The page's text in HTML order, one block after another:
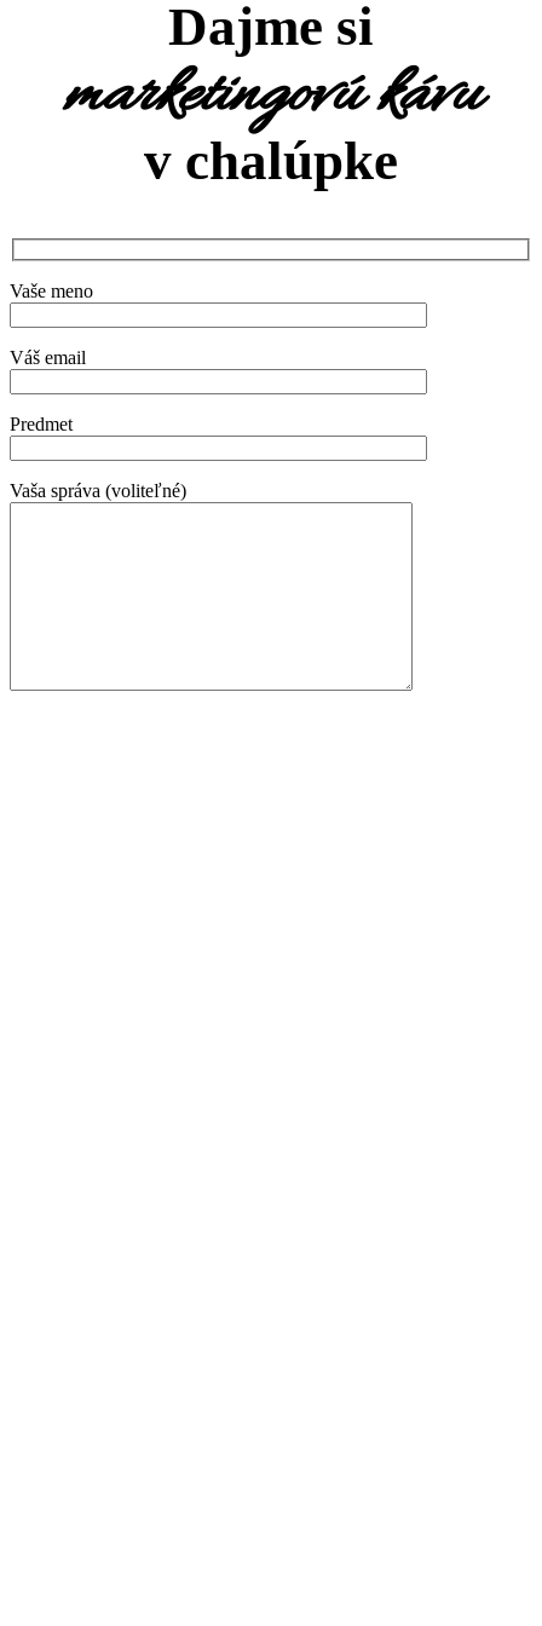
Dajme si
marketingovú kávu
v chalúpke
Vaše meno
Váš email
Predmet
Vaša správa (voliteľné)